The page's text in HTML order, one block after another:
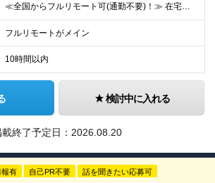
≪全国からフルリモート可(通勤不要)！≫ 在宅勤務、または首都圏を中心とするお客様先 ★転勤はありません ■本社 東京都品川区南大井6-26-2 大森ベルポートB館8F
フルリモートがメイン
10時間以内
検討中に入れる
終了予定日： 2026.08.20
報有 自己PR不要 話を聞きたい応募可